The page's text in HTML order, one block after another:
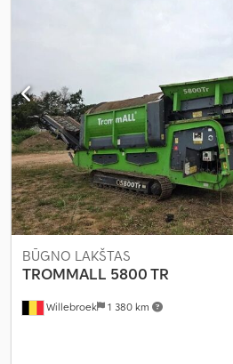
Willebroek 1 380 km
BŪGNO LAKŠTAS
TROMMALL 5800 TR